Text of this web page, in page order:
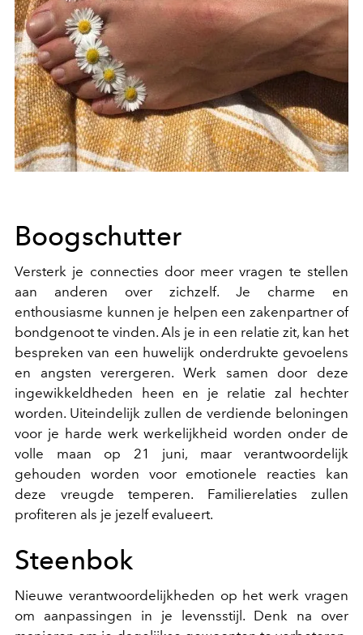
Boogschutter
Versterk je connecties door meer vragen te stellen
aan anderen over zichzelf. Je charme en
enthousiasme kunnen je helpen een zakenpartner of
bondgenoot te vinden. Als je in een relatie zit, kan het
bespreken van een huwelijk onderdrukte gevoelens
en angsten verergeren. Werk samen door deze
ingewikkeldheden heen en je relatie zal hechter
worden. Uiteindelijk zullen de verdiende beloningen
voor je harde werk werkelijkheid worden onder de
volle maan op 21 juni, maar verantwoordelijk
gehouden worden voor emotionele reacties kan
deze vreugde temperen. Familierelaties zullen
profiteren als je jezelf evalueert.
Steenbok
Nieuwe verantwoordelijkheden op het werk vragen
om aanpassingen in je levensstijl. Denk na over